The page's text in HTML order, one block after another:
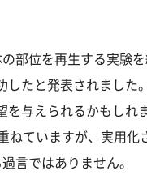
部位を再生する実験
たと発表されました
与えられるかもしれ
ねていますが、実用化
言ではありません。